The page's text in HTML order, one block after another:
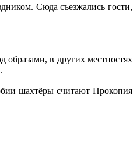
Сюда съезжались гости,
образами, в других местностях
шахтёры считают Прокопия